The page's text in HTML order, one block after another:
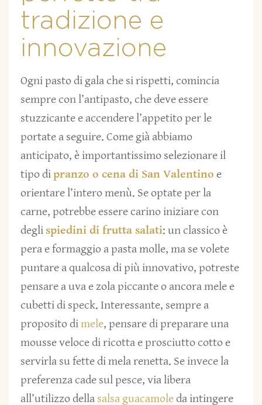
tradizione e
innovazione
Ogni pasto di gala che si rispetti, comincia
sempre con l’antipasto, che deve essere
stuzzicante e accendere l’appetito per le
portate a seguire. Come già abbiamo
anticipato, è importantissimo selezionare il
tipo dipranzo o cena di San Valentino e
orientare l’intero menù. Se optate per la
carne, potrebbe essere carino iniziare con
deglispiedini di frutta salati: un classico è
pera e formaggio a pasta molle, ma se volete
puntare a qualcosa di più innovativo, potreste
pensare a uva e zola piccante o ancora mele e
cubetti di speck. Interessante, sempre a
proposito dimele, pensare di preparare una
mousse veloce di ricotta e prosciutto cotto e
servirla su fette di mela renetta. Se invece la
preferenza cade sul pesce, via libera
all’utilizzo della salsa guacamoleda intingere